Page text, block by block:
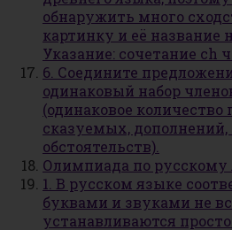
обнаружить много
картинку и её название
Указание: сочетание ch
6. Соедините
одинаковый набор
(одинаковое
сказуемых, дополнений,
обстоятельств).
Олимпиада по русскому
1. В русском языке
буквами и звуками не
устанавливаются